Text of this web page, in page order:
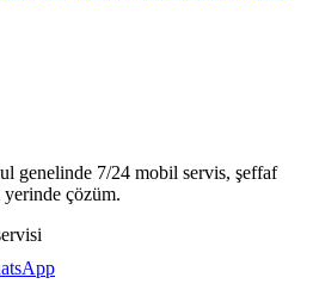
genelinde 7/24 mobil servis, şeffaf
çözüm.